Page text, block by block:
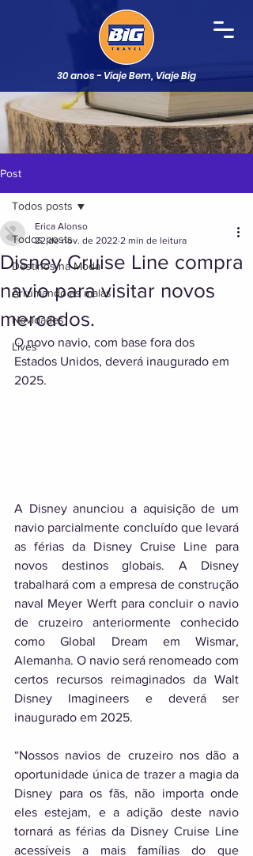
30 anos - Viaje Bem, Viaje Big
Post
Todos posts
Destinos na Moda
Arrumando as malas
Novidades
Lives
Todos posts
Disney Cruise Line compra
navio para visitar novos
mercados.
Erica Alonso
22 de nov. de 2022 2 min de leitura
O novo navio, com base fora dos
Estados Unidos, deverá inaugurado em
2025.
A Disney anunciou a aquisição de um
navio parcialmente concluído que levará
as férias da Disney Cruise Line para
novos destinos globais. A Disney
trabalhará com a empresa de construção
naval Meyer Werft para concluir o navio
de cruzeiro anteriormente conhecido
como Global Dream em Wismar,
Alemanha. O navio será renomeado com
certos recursos reimaginados da Walt
Disney Imagineers e deverá ser
inaugurado em 2025.
“Nossos navios de cruzeiro nos dão a
oportunidade única de trazer a magia da
Disney para os fãs, não importa onde
eles estejam, e a adição deste navio
tornará as férias da Disney Cruise Line
acessíveis a mais famílias do que